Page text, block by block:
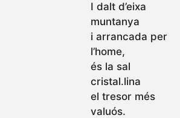
I dalt d’eixa
muntanya
i arrancada per
l’home,
és la sal
cristal.lina
el tresor més
valuós.